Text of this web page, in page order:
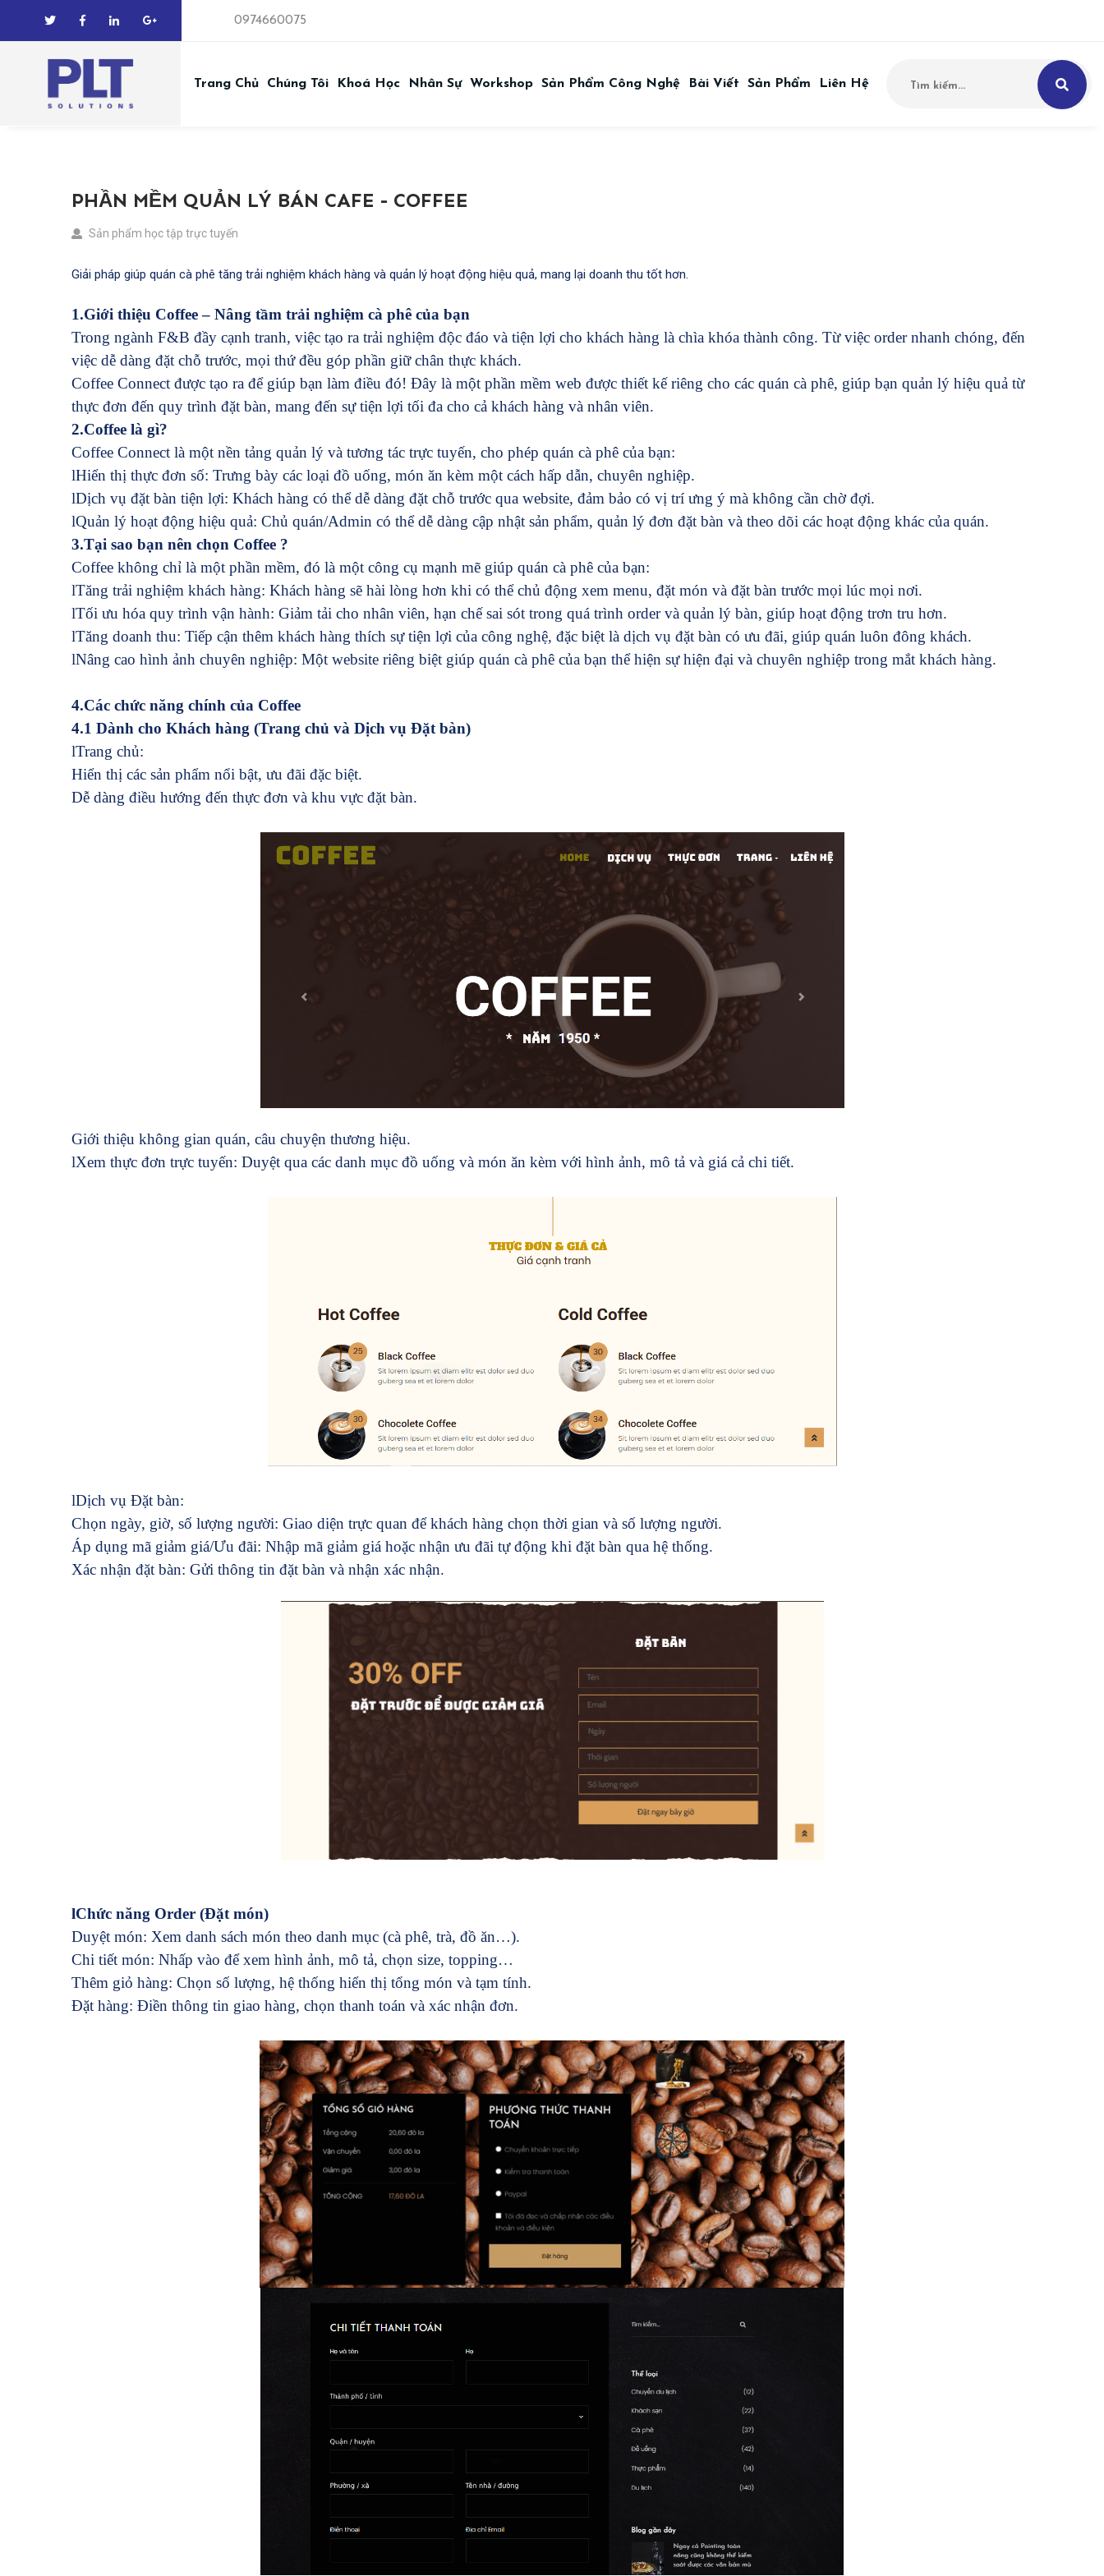
0974660075
Trang Chủ Chúng Tôi Khoá Học Nhân Sự Workshop Sản Phẩm Công Nghệ Bài Viết Sản Phẩm Liên Hệ
PHẦN MỀM QUẢN LÝ BÁN CAFE - COFFEE
Sản phẩm học tập trực tuyến
Giải pháp giúp quán cà phê tăng trải nghiệm khách hàng và quản lý hoạt động hiệu quả, mang lại doanh thu tốt hơn.
1.Giới thiệu Coffee – Nâng tầm trải nghiệm cà phê của bạn
Trong ngành F&B đầy cạnh tranh, việc tạo ra trải nghiệm độc đáo và tiện lợi cho khách hàng là chìa khóa thành công. Từ việc order nhanh chóng, đến
việc dễ dàng đặt chỗ trước, mọi thứ đều góp phần giữ chân thực khách.
Coffee Connect được tạo ra để giúp bạn làm điều đó! Đây là một phần mềm web được thiết kế riêng cho các quán cà phê, giúp bạn quản lý hiệu quả từ
thực đơn đến quy trình đặt bàn, mang đến sự tiện lợi tối đa cho cả khách hàng và nhân viên.
2.Coffee là gì?
Coffee Connect là một nền tảng quản lý và tương tác trực tuyến, cho phép quán cà phê của bạn:
lHiển thị thực đơn số: Trưng bày các loại đồ uống, món ăn kèm một cách hấp dẫn, chuyên nghiệp.
lDịch vụ đặt bàn tiện lợi: Khách hàng có thể dễ dàng đặt chỗ trước qua website, đảm bảo có vị trí ưng ý mà không cần chờ đợi.
lQuản lý hoạt động hiệu quả: Chủ quán/Admin có thể dễ dàng cập nhật sản phẩm, quản lý đơn đặt bàn và theo dõi các hoạt động khác của quán.
3.Tại sao bạn nên chọn Coffee ?
Coffee không chỉ là một phần mềm, đó là một công cụ mạnh mẽ giúp quán cà phê của bạn:
lTăng trải nghiệm khách hàng: Khách hàng sẽ hài lòng hơn khi có thể chủ động xem menu, đặt món và đặt bàn trước mọi lúc mọi nơi.
lTối ưu hóa quy trình vận hành: Giảm tải cho nhân viên, hạn chế sai sót trong quá trình order và quản lý bàn, giúp hoạt động trơn tru hơn.
lTăng doanh thu: Tiếp cận thêm khách hàng thích sự tiện lợi của công nghệ, đặc biệt là dịch vụ đặt bàn có ưu đãi, giúp quán luôn đông khách.
lNâng cao hình ảnh chuyên nghiệp: Một website riêng biệt giúp quán cà phê của bạn thể hiện sự hiện đại và chuyên nghiệp trong mắt khách hàng.
4.Các chức năng chính của Coffee
4.1 Dành cho Khách hàng (Trang chủ và Dịch vụ Đặt bàn)
lTrang chủ:
Hiển thị các sản phẩm nổi bật, ưu đãi đặc biệt.
Dễ dàng điều hướng đến thực đơn và khu vực đặt bàn.
Giới thiệu không gian quán, câu chuyện thương hiệu.
lXem thực đơn trực tuyến: Duyệt qua các danh mục đồ uống và món ăn kèm với hình ảnh, mô tả và giá cả chi tiết.
lDịch vụ Đặt bàn:
Chọn ngày, giờ, số lượng người: Giao diện trực quan để khách hàng chọn thời gian và số lượng người.
Áp dụng mã giảm giá/Ưu đãi: Nhập mã giảm giá hoặc nhận ưu đãi tự động khi đặt bàn qua hệ thống.
Xác nhận đặt bàn: Gửi thông tin đặt bàn và nhận xác nhận.
lChức năng Order (Đặt món)
Duyệt món: Xem danh sách món theo danh mục (cà phê, trà, đồ ăn…).
Chi tiết món: Nhấp vào để xem hình ảnh, mô tả, chọn size, topping…
Thêm giỏ hàng: Chọn số lượng, hệ thống hiển thị tổng món và tạm tính.
Đặt hàng: Điền thông tin giao hàng, chọn thanh toán và xác nhận đơn.